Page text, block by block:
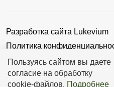
Пользуясь сайтом вы даете
согласие на обработку
cookie-файлов. Подробнее
Разработка сайта Lukevium
Политика
Пользовательское